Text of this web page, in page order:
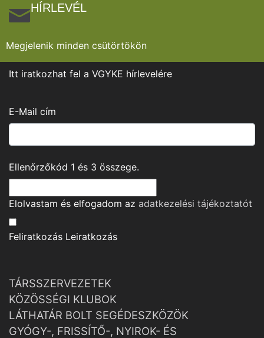
HÍRLEVÉL
Megjelenik minden csütörtökön
Itt iratkozhat fel a VGYKE hírlevelére
E-Mail cím
Ellenőrzőkód 1 és 3 összege.
Elolvastam és elfogadom az adatkezelési tájékoztatót
Feliratkozás Leiratkozás
TÁRSSZERVEZETEK
KÖZÖSSÉGI KLUBOK
LÁTHATÁR BOLT SEGÉDESZKÖZÖK
GYÓGY-, FRISSÍTŐ-, NYIROK- ÉS